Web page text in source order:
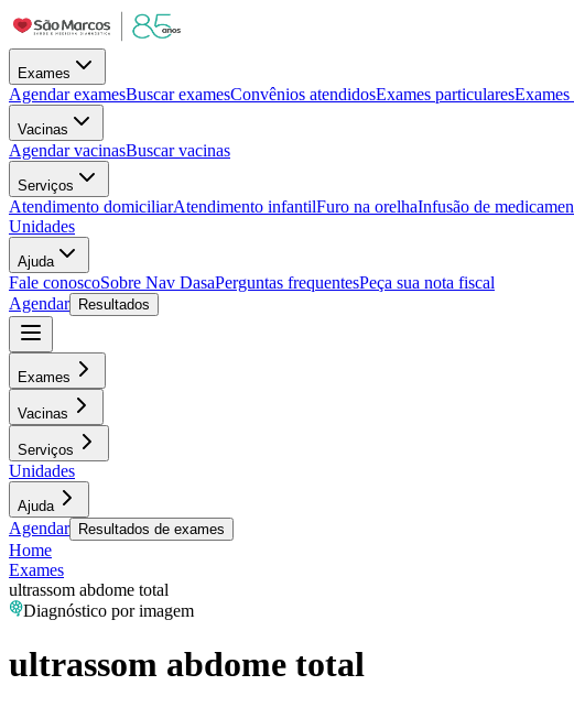
Exames
Agendar examesBuscar examesConvênios atendidosExames particulares
Vacinas
Agendar vacinasBuscar vacinas
Serviços
Atendimento domiciliarAtendimento infantilFuro na orelhaInfusão de
Unidades
Ajuda
Fale conoscoSobre Nav DasaPerguntas frequentesPeça sua nota fiscal
Agendar
Resultados
Exames
Vacinas
Serviços
Unidades
Ajuda
Agendar Resultados de exames
Home
Exames
ultrassom abdome total
Diagnóstico por imagem
ultrassom abdome total